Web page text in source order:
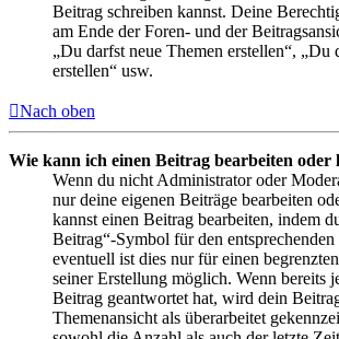
Beitrag schreiben kannst. Deine
am Ende der Foren- und der
„Du darfst neue Themen erstellen“, „Du
erstellen“ usw.
Nach oben
Wie kann ich einen Beitrag bearbeiten oder
Wenn du nicht Administrator oder
nur deine eigenen Beiträge bearbeiten
kannst einen Beitrag bearbeiten, indem
Beitrag“-Symbol für den
eventuell ist dies nur für einen
seiner Erstellung möglich. Wenn bereits
Beitrag geantwortet hat, wird dein
Themenansicht als überarbeitet